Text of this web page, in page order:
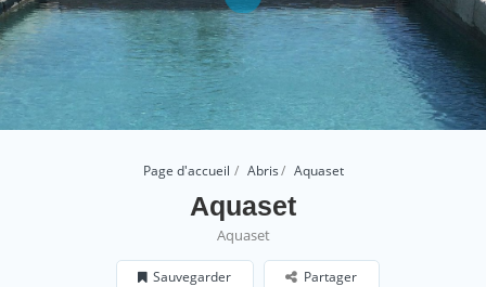
Page d'accueil Abris Aquaset
Aquaset
Aquaset
Sauvegarder Partager